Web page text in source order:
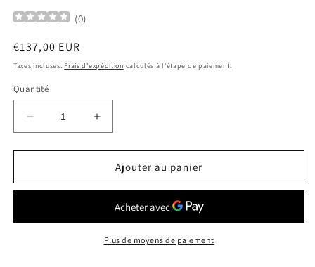
(0)
Prix
habituel
€137,00 EUR
Taxes incluses. Frais d'expédition calculés à l'étape de paiement.
Quantité
Réduire
la
quantité
VINA
Aconcagua
Augmenter
la
quantité
VINA
2017
Aconcagua
Valley
Ajouter au panier
Plus de moyens de paiement